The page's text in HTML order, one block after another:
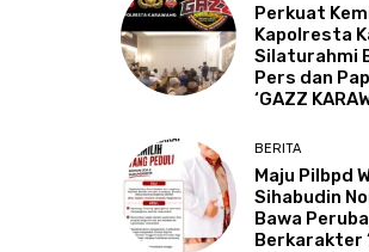
Perkuat
Kapolresta
Silaturahmi
Pers dan
‘GAZZ
BERITA
Maju Pilbpd
Sihabudin
Bawa
Berkarakter